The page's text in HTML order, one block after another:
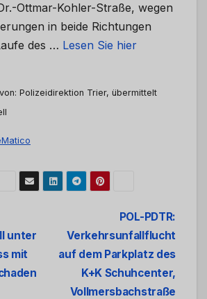
Ottmar-Kohler-Straße, wegen
in beide Richtungen
des … Lesen Sie hier
Polizeidirektion Trier, übermittelt
POL-PDTR:
Verkehrsunfallflucht
auf dem Parkplatz des
K+K Schuhcenter,
Vollmersbachstraße
unter
mit